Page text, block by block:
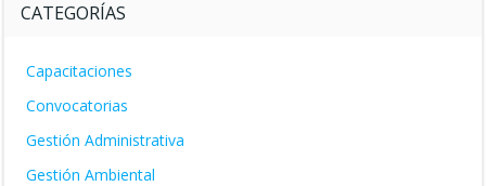
CATEGORÍAS
Capacitaciones
Convocatorias
Gestión Administrativa
Gestión Ambiental